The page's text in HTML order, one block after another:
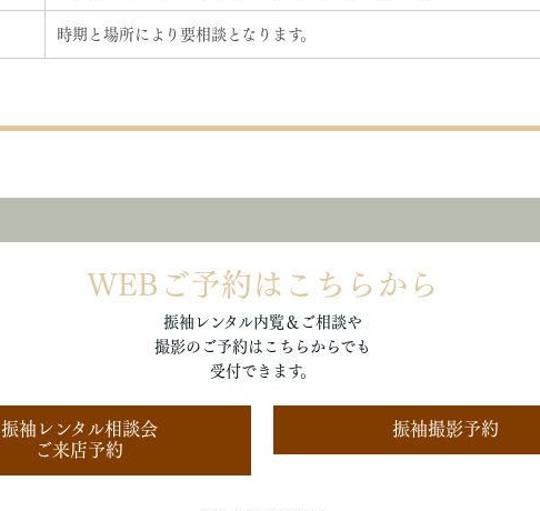
時期と場所により要相談となります。
WEBご予約はこちらから
振袖レンタル内覧＆ご相談や
撮影のご予約はこちらからでも
受付できます。
振袖レンタル相談会
ご来店予約
振袖撮影予約